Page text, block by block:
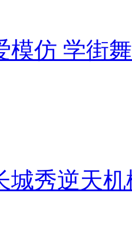
模仿 学街
城秀逆天机